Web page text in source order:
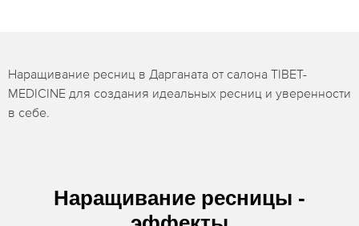
Наращивание ресниц в Дарганата от салона TIBET-
MEDICINE для создания идеальных ресниц и уверенности
в себе.
Наращивание ресницы -